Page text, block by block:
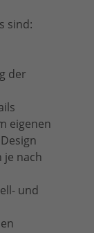
sind:
der
eigenen
je nach
und